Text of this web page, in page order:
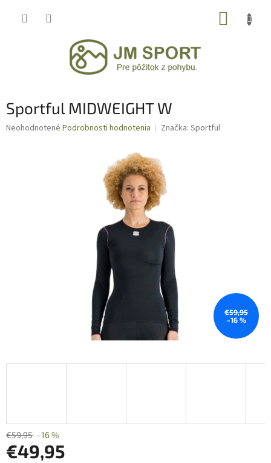
Sportful MIDWEIGHT W
Priemerné
Neohodnotené Podrobnosti hodnotenia Značka: Sportful
€59,95
–16 %
€59,95 –16 %
€49,95